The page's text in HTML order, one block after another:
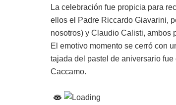
La celebración fue propicia para
ellos el Padre Riccardo Giavarini,
nosotros) y Claudio Calisti, ambos
El emotivo momento se cerró con
tajada del pastel de aniversario
Caccamo.